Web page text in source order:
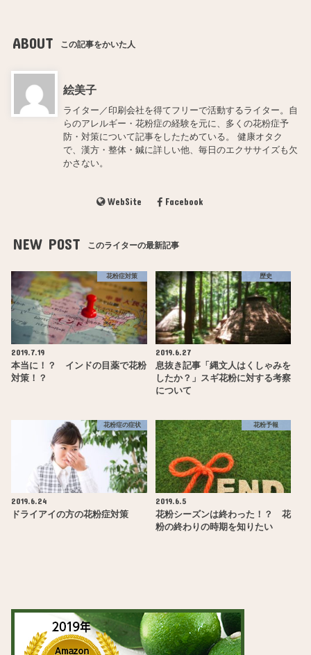
ABOUT この記事をかいた人
絵美子
ライター／印刷会社を得てフリーで活動するライター。自
らのアレルギー・花粉症の経験を元に、多くの花粉症予
防・対策について記事をしたためている。 健康オタク
で、漢方・整体・鍼に詳しい他、毎日のエクササイズも欠
かさない。
WebSite Facebook
NEW POST このライターの最新記事
花粉症対策
2019.7.19
本当に！？ インドの目薬で花粉
対策！？
歴史
2019.6.27
息抜き記事「縄文人はくしゃみを
したか？」スギ花粉に対する考察
について
花粉症の症状
2019.6.24
ドライアイの方の花粉症対策
花粉予報
2019.6.5
花粉シーズンは終わった！？ 花
粉の終わりの時期を知りたい